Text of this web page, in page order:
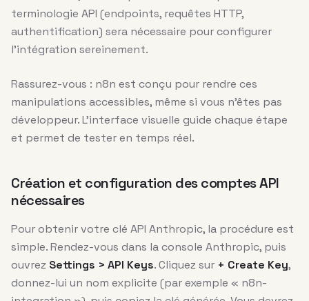
terminologie API (endpoints, requêtes HTTP,
authentification) sera nécessaire pour configurer
l’intégration sereinement.
Rassurez-vous : n8n est conçu pour rendre ces
manipulations accessibles, même si vous n’êtes pas
développeur. L’interface visuelle guide chaque étape
et permet de tester en temps réel.
Création et configuration des comptes API
nécessaires
Pour obtenir votre clé API Anthropic, la procédure est
simple. Rendez-vous dans la console Anthropic, puis
ouvrez Settings > API Keys. Cliquez sur + Create Key,
donnez-lui un nom explicite (par exemple « n8n-